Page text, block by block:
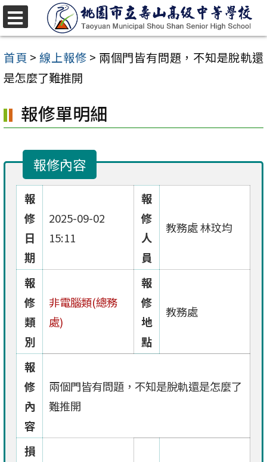
跳
至
主
要
容
區
首頁 >線上報修 > 兩個門皆有問題，不知是脫軌還
是怎麼了難推開
報修單明細
報修內容
報
修
日
期
2025-09-02
15:11
報
修
人
員
教務處 林玟均
報
修
類
別
非電腦類(總務
處)
報
修
地
點
教務處
報
修
內
容
兩個門皆有問題，不知是脫軌還是怎麼了
難推開
損
選
單